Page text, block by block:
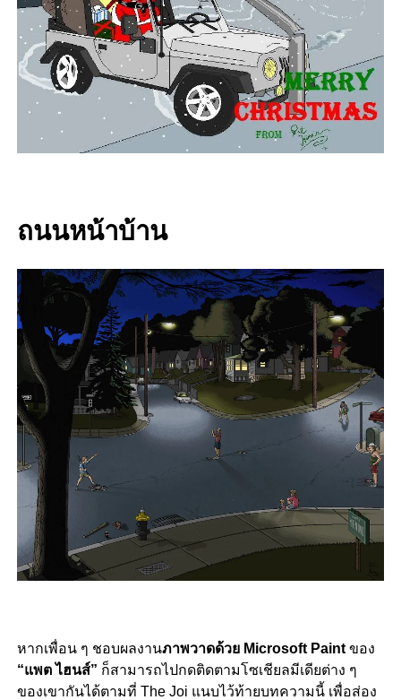
ถนนหน้าบ้าน
หากเพื่อน ๆ ชอบผลงานภาพวาดด้วย Microsoft Paint ของ
“แพต ไฮนส์” ก็สามารถไปกดติดตามโซเชียลมีเดียต่าง ๆ
ของเขากันได้ตามที่ The Joi แนบไว้ท้ายบทความนี้ เพื่อส่อง